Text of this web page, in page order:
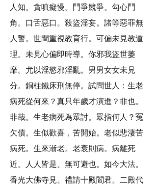
人知。貪嗔癡慢。鬥爭競爭。勾心鬥
角。口舌惡口。殺盜淫妄。諸等惡罪無
人警。世間重視教育行。可偏未見教道
理。未見心偏即時導。你邪我盜世萎
靡。尤以淫慾邪淫亂。男男女女未見
分。銅柱鐵床刑無停。試問世人：生老
病死從何來？真只年歲才演進？非也。
非哉。生老病死為眾討。眾指何人？冤
欠債。生似歡喜，苦開始。老似悲淒苦
病死。生來漸老。老衰則病。病離死
近。人人皆是。無可避也。如今大法。
香光大佛寺見。禮請十殿閻君。二殿代